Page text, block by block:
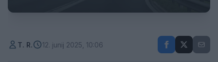
T. R. 12. junij 2025, 10:06